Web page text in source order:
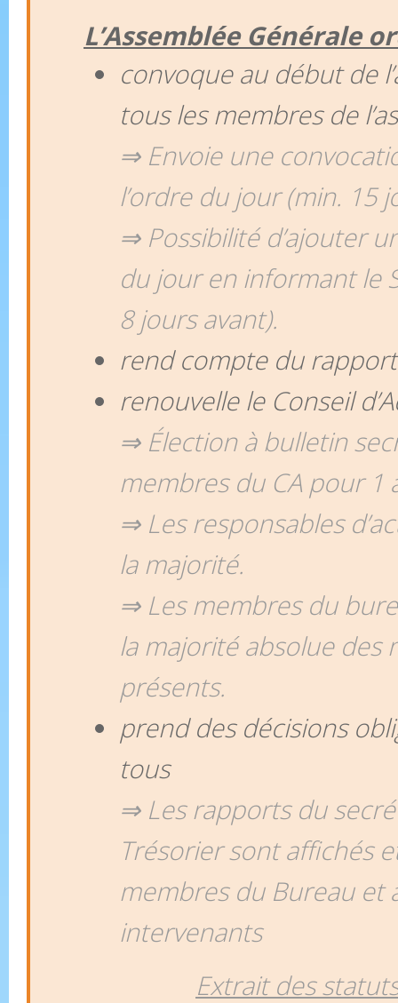
L’Assemblée Générale
convoque au début de
tous les membres de
⇒ Envoie une
l’ordre du jour(min. 15
⇒ Possibilité d’ajouter
du jour en informant le
8 jours avant).
rend compte du
renouvelle le Conseil
⇒ Élection à bulletin
membres du CA pour 1
⇒ Les responsables
la majorité.
⇒ Les membres du
la majorité absolue des
présents.
prend des décisions
tous
⇒ Les rapports du
Trésorier sont affichés
membres du Bureau et
intervenants
Extrait des